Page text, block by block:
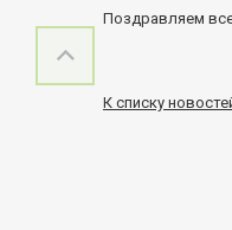
Поздравляем
К списку